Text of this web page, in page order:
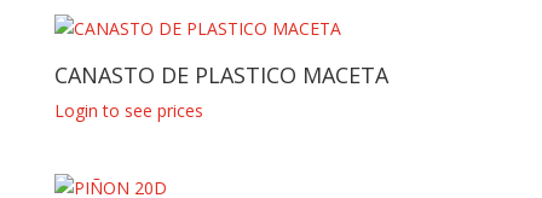
CANASTO DE PLASTICO MACETA
Login to see prices